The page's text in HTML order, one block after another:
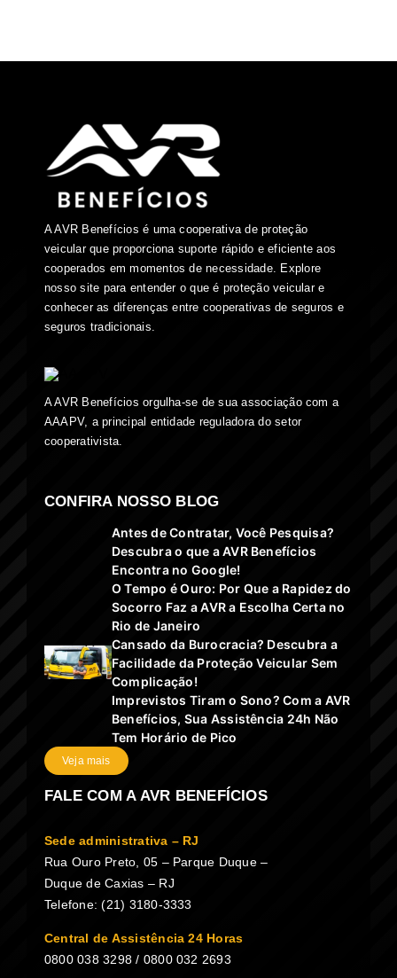
A AVR Benefícios é uma cooperativa de proteção
veicular que proporciona suporte rápido e eficiente aos
cooperados em momentos de necessidade. Explore
nosso site para entender o que é proteção veicular e
conhecer as diferenças entre cooperativas de seguros e
seguros tradicionais.
A AVR Benefícios orgulha-se de sua associação com a
AAAPV, a principal entidade reguladora do setor
cooperativista.
CONFIRA NOSSO BLOG
Antes de Contratar, Você Pesquisa?
Descubra o que a AVR Benefícios
Encontra no Google!
O Tempo é Ouro: Por Que a Rapidez do
Socorro Faz a AVR a Escolha Certa no
Rio de Janeiro
Cansado da Burocracia? Descubra a
Facilidade da Proteção Veicular Sem
Complicação!
Imprevistos Tiram o Sono? Com a AVR
Benefícios, Sua Assistência 24h Não
Tem Horário de Pico
Veja mais
FALE COM A AVR BENEFÍCIOS
Sede administrativa – RJ
Rua Ouro Preto, 05 – Parque Duque –
Duque de Caxias – RJ
Telefone: (21) 3180-3333
Central de Assistência 24 Horas
0800 038 3298 / 0800 032 2693